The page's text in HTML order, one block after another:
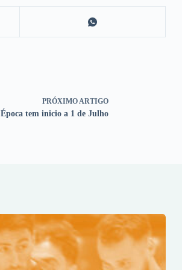
PRÓXIMO ARTIGO
Época tem inicio a 1 de Julho